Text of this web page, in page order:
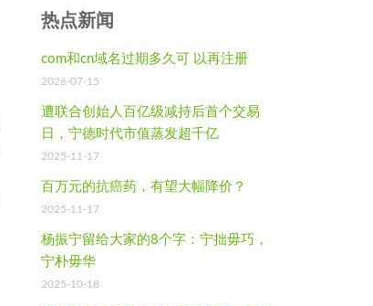
热点新闻
com和cn域名过期多久可 以再注册
2026-07-15
遭联合创始人百亿级减持后首个交易
日，宁德时代市值蒸发超千亿
2025-11-17
百万元的抗癌药，有望大幅降价？
2025-11-17
杨振宁留给大家的8个字：宁拙毋巧，
宁朴毋华
2025-10-18